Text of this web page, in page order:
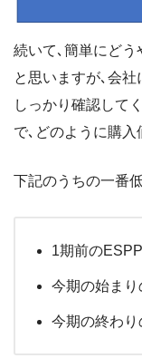
続いて､簡単にど
と思いますが､会
しっかり確認して
で､どのように購入
下記のうちの一番
1期前の
今期の始まり
今期の終わり